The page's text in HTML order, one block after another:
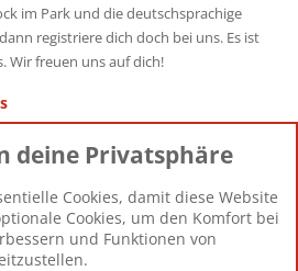
im Park und die deutschsprachige
registriere dich doch bei uns. Es ist
Wir freuen uns auf dich!
12.427
Berlin
deine Privatsphäre
Cookies, damit diese Website
Cookies, um den Komfort bei
und Funktionen von